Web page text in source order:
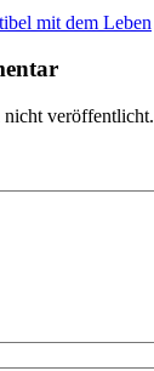
mit dem Leben
veröffentlicht.